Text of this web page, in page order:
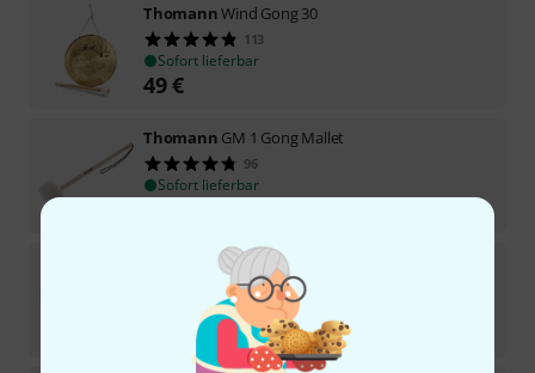
ThomannWind Gong 30
113
Sofort lieferbar
49€
Thomann GM 1 Gong Mallet
96
Sofort lieferbar
Thomann China Cymbal 50cm
77
Sofort lieferbar